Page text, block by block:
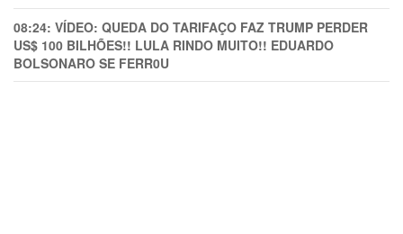
08:24: VÍDEO: QUEDA DO TARIFAÇO FAZ TRUMP PERDER
US$ 100 BILHÕES!! LULA RINDO MUITO!! EDUARDO
BOLSONARO SE FERR0U